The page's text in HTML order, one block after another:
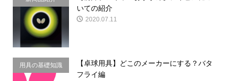
いての紹介
2020.07.11
用具の基礎知識
【卓球用具】どこのメーカーにする？バタ
フライ編